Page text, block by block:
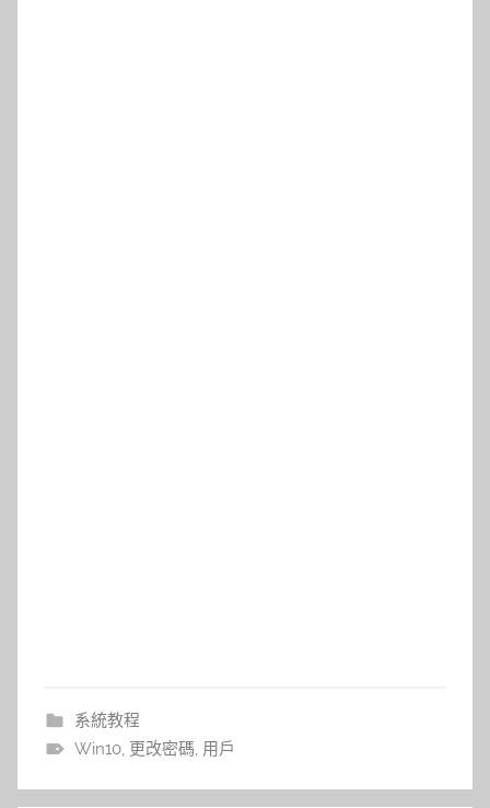
系統教程
Win10, 更改密碼, 用戶